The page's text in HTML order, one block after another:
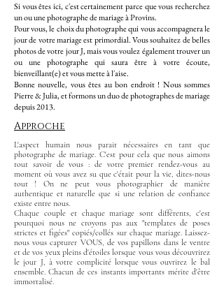
Si vous êtes ici, c'est certainement parce que vous recherchez
un ou une photographe de mariage à Provins.
Pour vous, le choix du photographe qui vous accompagnera le
jour de votre mariage est primordial. Vous souhaitez de belles
photos de votre jour J, mais vous voulez également trouver un
ou une photographe qui saura être à votre écoute,
bienveillant(e) et vous mette à l'aise.
Bonne nouvelle, vous êtes au bon endroit ! Nous sommes
Pierre & Julia, et formons un duo de photographes de mariage
depuis 2013.​
Approche
L'aspect humain nous parait nécessaires en tant que
photographe de mariage. C'est pour cela que nous aimons
tout savoir de vous : de votre premier rendez-vous au
moment où vous avez su que c'était pour la vie, dites-nous
tout ! On ne peut vous photographier de manière
authentique et naturelle que si une relation de confiance
existe entre nous.
Chaque couple et chaque mariage sont différents, c'est
pourquoi nous ne croyons pas aux "templates de poses
strictes et figées" copiés/collés sur chaque mariage. Laissez-
nous vous capturer VOUS, de vos papillons dans le ventre
et de vos yeux pleins d'étoiles lorsque vous vous découvrirez
le jour J, à votre complicité lorsque vous ouvrirez le bal
ensemble. Chacun de ces instants importants mérite d'être
immortalisé.